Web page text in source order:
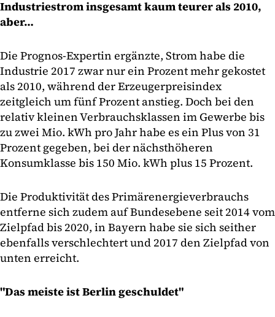
Industriestrom insgesamt kaum teurer als 2010,
aber…
Die Prognos-Expertin ergänzte, Strom habe die
Industrie 2017 zwar nur ein Prozent mehr gekostet
als 2010, während der Erzeugerpreisindex
zeitgleich um fünf Prozent anstieg. Doch bei den
relativ kleinen Verbrauchsklassen im Gewerbe bis
zu zwei Mio. kWh pro Jahr habe es ein Plus von 31
Prozent gegeben, bei der nächsthöheren
Konsumklasse bis 150 Mio. kWh plus 15 Prozent.
Die Produktivität des Primärenergieverbrauchs
entferne sich zudem auf Bundesebene seit 2014 vom
Zielpfad bis 2020, in Bayern habe sie sich seither
ebenfalls verschlechtert und 2017 den Zielpfad von
unten erreicht.
"Das meiste ist Berlin geschuldet"